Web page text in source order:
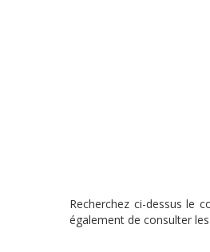
Recherchez ci-dessus le
également de consulter